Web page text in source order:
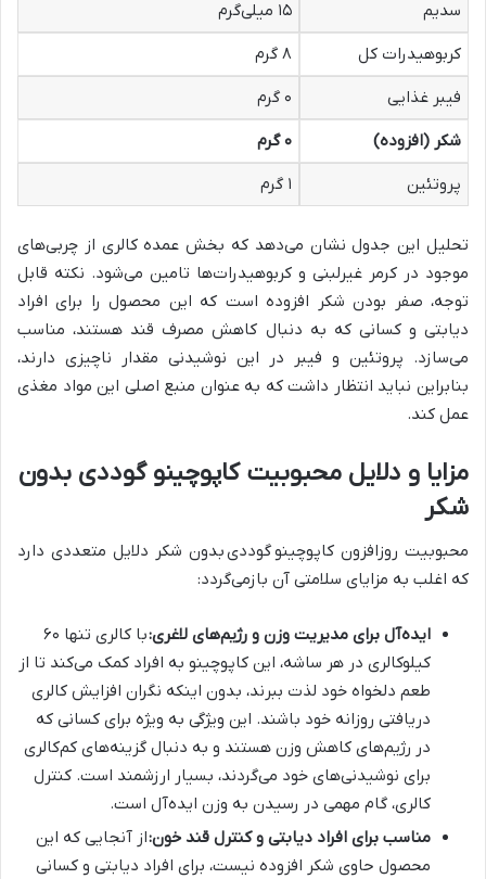
سدیم
۱۵ میلی‌گرم
کربوهیدرات کل
۸ گرم
فیبر غذایی
۰ گرم
شکر (افزوده)
۰ گرم
پروتئین
۱ گرم
تحلیل این جدول نشان می‌دهد که بخش عمده کالری از چربی‌های
موجود در کرمر غیرلبنی و کربوهیدرات‌ها تامین می‌شود. نکته قابل
توجه، صفر بودن شکر افزوده است که این محصول را برای افراد
دیابتی و کسانی که به دنبال کاهش مصرف قند هستند، مناسب
می‌سازد. پروتئین و فیبر در این نوشیدنی مقدار ناچیزی دارند،
بنابراین نباید انتظار داشت که به عنوان منبع اصلی این مواد مغذی
عمل کند.
مزایا و دلایل محبوبیت کاپوچینو گوددی بدون
شکر
محبوبیت روزافزون کاپوچینوگوددیبدون شکر دلایل متعددی دارد
که اغلب به مزایای سلامتی آن بازمی‌گردد:
ایده‌آل برای مدیریت وزن و رژیم‌های لاغری:
با کالری تنها ۶۰
کیلوکالری در هر ساشه، این کاپوچینو به افراد کمک می‌کند تا از
طعم دلخواه خود لذت ببرند، بدون اینکه نگران افزایش کالری
دریافتی روزانه خود باشند. این ویژگی به ویژه برای کسانی که
در رژیم‌های کاهش وزن هستند و به دنبال گزینه‌های کم‌کالری
برای نوشیدنی‌های خود می‌گردند، بسیار ارزشمند است. کنترل
کالری، گام مهمی در رسیدن به وزن ایده‌آل است.
مناسب برای افراد دیابتی و کنترل قند خون:از آنجایی که این
محصول حاوی شکر افزوده نیست، برای افراد دیابتی و کسانی